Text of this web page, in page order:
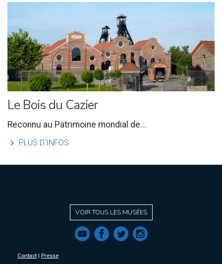
Le Bois du Cazier
Reconnu au Patrimoine mondial de...
l PLUS D'INFOS
VOIR TOUS LES MUSÉES
f a b e
Contact
Presse